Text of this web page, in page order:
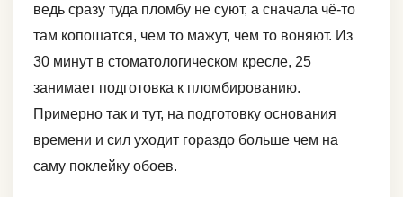
ведь сразу туда пломбу не суют, а сначала чё-то
там копошатся, чем то мажут, чем то воняют. Из
30 минут в стоматологическом кресле, 25
занимает подготовка к пломбированию.
Примерно так и тут, на подготовку основания
времени и сил уходит гораздо больше чем на
саму поклейку обоев.